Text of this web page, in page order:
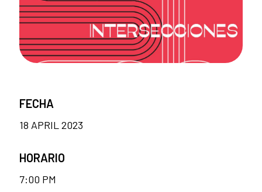
FECHA
18 APRIL 2023
HORARIO
7:00 PM